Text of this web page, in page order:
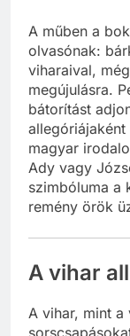
A műben a
olvasónak:
viharaival,
megújulásra.
bátorítást
magyar
Ady vagy
szimbóluma a
remény örök
A vihar
A vihar, mint